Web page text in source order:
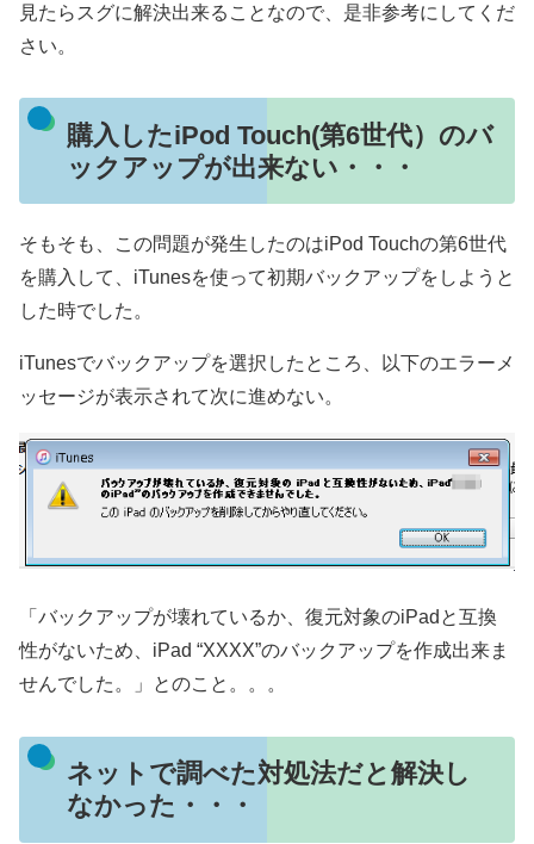
見たらスグに解決出来ることなので、是非参考にしてくだ
さい。
購入したiPod Touch(第6世代）のバ
ックアップが出来ない・・・
そもそも、この問題が発生したのはiPod Touchの第6世代
を購入して、iTunesを使って初期バックアップをしようと
した時でした。
iTunesでバックアップを選択したところ、以下のエラーメ
ッセージが表示されて次に進めない。
「バックアップが壊れているか、復元対象のiPadと互換
性がないため、iPad “XXXX”のバックアップを作成出来ま
せんでした。」とのこと。。。
ネットで調べた対処法だと解決し
なかった・・・